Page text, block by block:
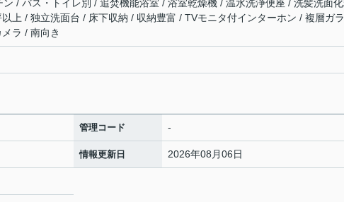
/ バス・トイレ別 / 追焚機能浴室 / 浴室乾燥機 / 温水洗浄便座 / 洗髪洗面
上 / 独立洗面台 / 床下収納 / 収納豊富 / TVモニタ付インターホン / 複層ガラ
ラ / 南向き
管理コード -
情報更新日 2026年08月06日